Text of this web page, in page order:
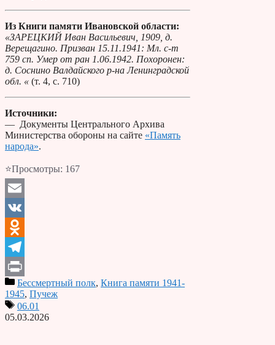
Из Книги памяти Ивановской области:
«ЗАРЕЦКИЙ Иван Васильевич, 1909, д.
Верещагино. Призван 15.11.1941: Мл. с-т
759 сп. Умер от ран 1.06.1942. Похоронен:
д. Соснино Валдайского р-на Ленинградской
обл. « (т. 4, с. 710)
Источники:
— Документы Центрального Архива
Министерства обороны на сайте «Память
народа».
⭐Просмотры: 167
Email
VK
Odnoklassniki
Telegram
PrintБессмертный полк, Книга памяти 1941-
1945, Пучеж
06.01
05.03.2026